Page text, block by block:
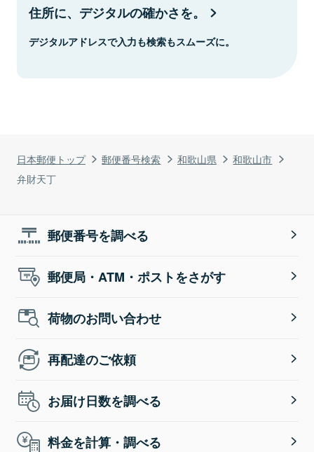
日本郵便トップ 郵便番号検索 和歌山県
和歌山市
弁財天丁
住所に、デジタルの確かさを。
デジタルアドレスで入力も検索もスムーズに。
郵便番号を調べる
郵便局・ATM・ポストをさがす
荷物のお問い合わせ
再配達のご依頼
お届け日数を調べる
料金を計算・調べる